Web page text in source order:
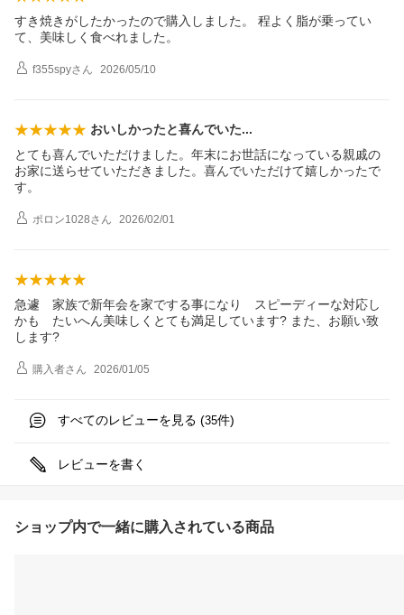
すき焼きがしたかったので購入しました。 程よく脂が乗ってい
て、美味しく食べれました。
f355spyさん 2026/05/10
おいしかったと喜んでいた
とても喜んでいただけました。年末にお世話になっている親戚の
お家に送らせていただきました。喜んでいただけて嬉しかったで
す。
ポロン1028さん 2026/02/01
急遽 家族で新年会を家でする事になり スピーディーな対応し
かも たいへん美味しくとても満足しています? また、お願い致
します?
購入者さん 2026/01/05
すべてのレビューを見る (35件)
レビューを書く
ショップ内で一緒に購入されている商品